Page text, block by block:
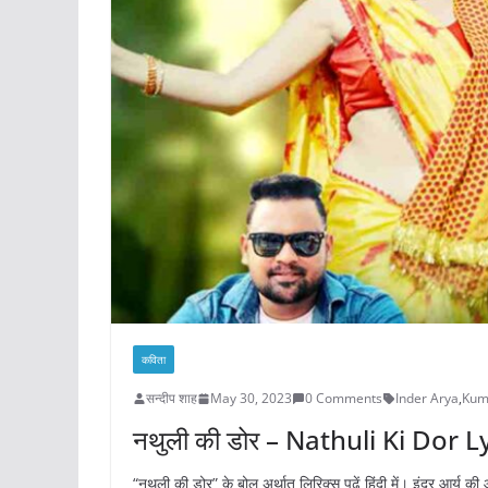
कविता
सन्दीप शाह May 30, 2023 0 Comments Inder Arya,
नथुली की डोर – Nathuli Ki Dor
“नथुली की डोर” के बोल अर्थात् लिरिक्स पढ़ें हिंदी में। इंदर आर्य